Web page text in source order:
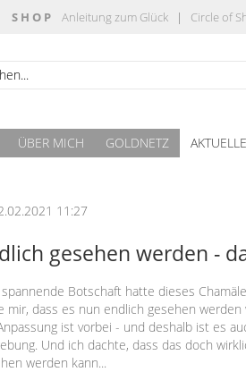
S H O P Anleitung zum Glück| Circle of
ÜBER MICH GOLDNETZ
11:27
gesehen werden -
spannende Botschaft hatte dieses
mir, dass es nun endlich gesehen
ist vorbei - und deshalb ist es
Und ich dachte, dass das doch
werden kann...